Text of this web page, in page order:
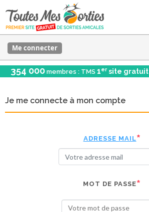
Me connecter
354 000 membres : TMS 1er site gratuit
Je me connecte à mon compte
ADRESSE MAIL
MOT DE PASSE